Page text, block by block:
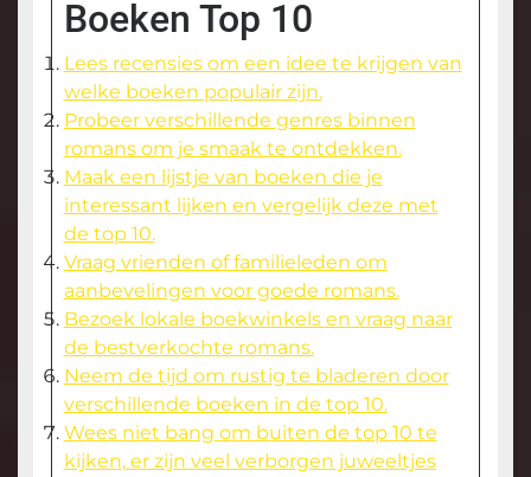
Boeken Top 10
Lees recensies om een idee te krijgen van
welke boeken populair zijn.
Probeer verschillende genres binnen
romans om je smaak te ontdekken.
Maak een lijstje van boeken die je
interessant lijken en vergelijk deze met
de top 10.
Vraag vrienden of familieleden om
aanbevelingen voor goede romans.
Bezoek lokale boekwinkels en vraag naar
de bestverkochte romans.
Neem de tijd om rustig te bladeren door
verschillende boeken in de top 10.
Wees niet bang om buiten de top 10 te
kijken, er zijn veel verborgen juweeltjes